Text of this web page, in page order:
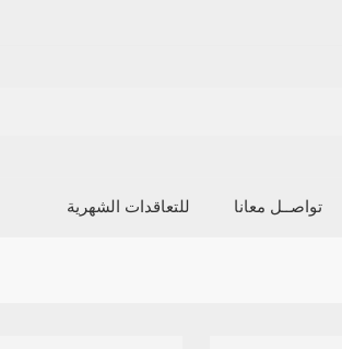
تواصــل معانا للتعاقدات الشهرية